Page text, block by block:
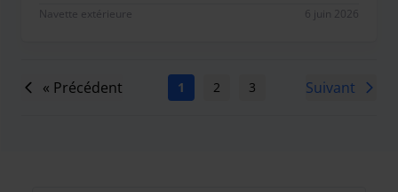
Navette extérieure 6 juin 2026
« Précédent 1 2 3 5
Suivant